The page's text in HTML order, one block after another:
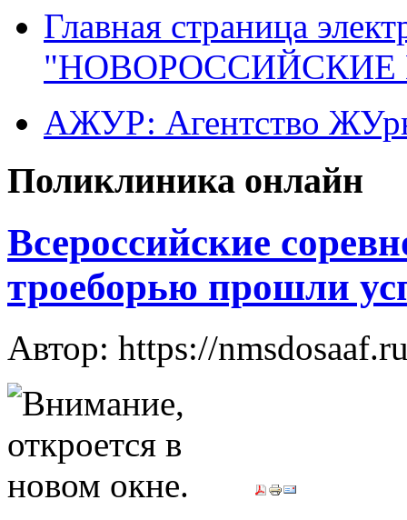
Главная страница
"НОВОРОССИЙСКИЕ
АЖУР: Агентство
Поликлиника онлайн
Всероссийские
троеборью прошли
Автор: https://